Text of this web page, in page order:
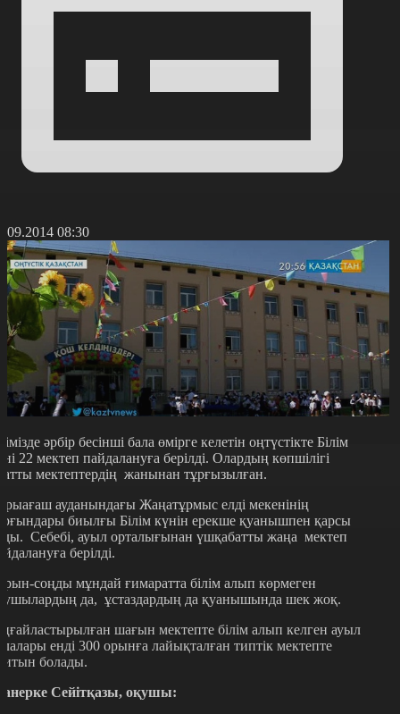
08:30
әрбір бесінші бала өмірге келетін оңтүстікте Білім
22 мектеп пайдалануға берілді. Олардың көпшілігі
мектептердің жанынан тұрғызылған.
ауданындағы Жаңатұрмыс елді мекенінің
биылғы Білім күнін ерекше қуанышпен қарсы
Себебі, ауыл орталығынан үшқабатты жаңа мектеп
берілді.
соңды мұндай ғимаратта білім алып көрмеген
да, ұстаздардың да қуанышында шек жоқ.
шағын мектепте білім алып келген ауыл
енді 300 орынға лайықталған типтік мектепте
болады.
Сейітқазы, оқушы: